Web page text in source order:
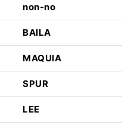
non-no
BAILA
MAQUIA
SPUR
LEE